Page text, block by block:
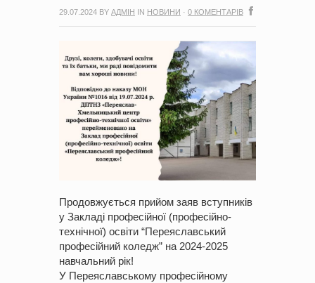
29.07.2024 BY АДМІН IN НОВИНИ · 0 КОМЕНТАРІВ
Продовжується прийом заяв вступників
у Закладі професійної (професійно-
технічної) освіти “Переяславський
професійний коледж” на 2024-2025
навчальний рік!
У Переяславському професійному